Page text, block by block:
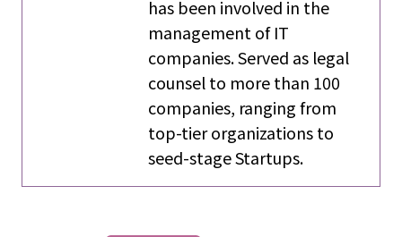
has been involved in the
management of IT
companies. Served as legal
counsel to more than 100
companies, ranging from
top-tier organizations to
seed-stage Startups.